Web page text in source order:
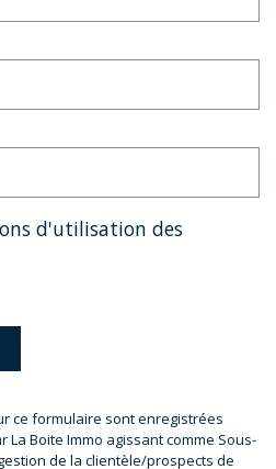
d'utilisation des
ce formulaire sont enregistrées
Boite Immo agissant comme Sous-
de la clientèle/prospects de